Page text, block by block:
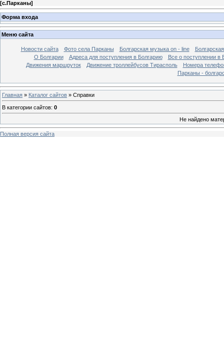
[с.Парканы]
Форма входа
Меню сайта
Новости сайта Фото села Парканы Болгарская музыка on - line
О Болгарии
Адреса для поступления в Болгарию
Все о поступлении в
Движения маршруток
Движение троллейбусов Тирасполь
Номера
Парканы -
Главная » Каталог сайтов » Справки
В категории сайтов: 0
Не найдено
Полная версия сайта